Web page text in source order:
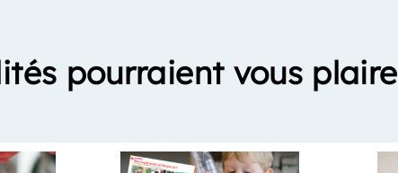
pourraient vous plaire